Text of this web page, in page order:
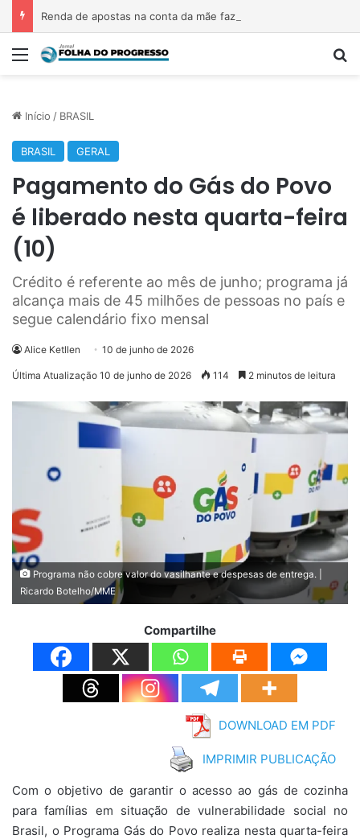
Menu
Início / BRASIL
BRASIL GERAL
Pagamento do Gás do Povo
é liberado nesta quarta-feira
(10)
Crédito é referente ao mês de junho; programa já
alcança mais de 45 milhões de pessoas no país e
segue calendário fixo mensal
Alice Ketllen 10 de junho de 2026
Última Atualização 10 de junho de 2026 114 2 minutos de leitura
Programa não cobre valor do vasilhante e despesas de entrega. |
Ricardo Botelho/MME
Compartilhe
DOWNLOAD EM PDF
IMPRIMIR PUBLICAÇÃO
Com o objetivo de garantir o acesso ao gás de cozinha
para famílias em situação de vulnerabilidade social no
Brasil, o Programa Gás do Povo realiza nesta quarta-feira